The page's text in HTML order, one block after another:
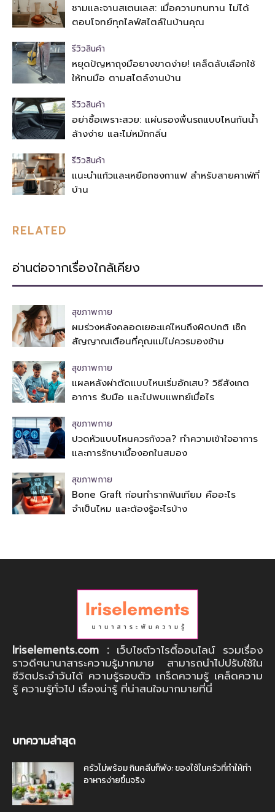
ชามและจานสเตนเลส: เมื่อความทนทาน ไม่ได้
ตอบโจทย์ทุกไลฟ์สไตล์ในบ้านคุณ
รีวิวสินค้า
หยุดปัญหาถุงมือยางขาดง่าย! เคล็ดลับเลือกใช้
ให้ทนมือ ตามสไตล์งานบ้าน
รีวิวสินค้า
อย่าซื้อเพราะสวย: แผ่นรองพื้นรถแบบไหนกันน้ำ
ล้างง่าย และไม่หมักกลิ่น
รีวิวสินค้า
แนะนำแก้วและเหยือกชงกาแฟ สำหรับสายคาเฟ่ที่
บ้าน
RELATED
อ่านต่อจากเรื่องใกล้เคียง
สุขภาพกาย
ผมร่วงหลังคลอดเยอะแค่ไหนถึงผิดปกติ เช็ก
สัญญาณเตือนที่คุณแม่ไม่ควรมองข้าม
สุขภาพกาย
แผลหลังผ่าตัดแบบไหนเริ่มอักเสบ? วิธีสังเกต
อาการ รับมือ และไปพบแพทย์เมื่อไร
สุขภาพกาย
ปวดหัวแบบไหนควรกังวล? ทำความเข้าใจอาการ
และการรักษาเนื้องอกในสมอง
สุขภาพกาย
Bone Graft ก่อนทำรากฟันเทียม คืออะไร
จำเป็นไหม และต้องรู้อะไรบ้าง
Iriselements.com : เว็บไซต์วาไรตี้ออนไลน์ รวมเรื่อง
ราวดีๆนานาสาระความรู้มากมาย สามารถนำไปปรับใช้ใน
ชีวิตประจำวันได้ ความรู้รอบตัว เกร็ดความรู้ เคล็ดความ
รู้ ความรู้ทั่วไป เรื่องน่ารู้ ที่น่าสนใจมากมายที่นี่
บทความล่าสุด
ครัวไม่พร้อม กินคลีนก็พัง: ของใช้ในครัวที่ทำให้ทำ
อาหารง่ายขึ้นจริง